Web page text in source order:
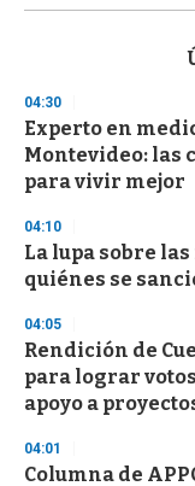
s
d
s
o
f
3
s
e
c
o
d
s
04:30
Experto en
Montevideo: las
para vivir mejor
04:10
La lupa sobre
quiénes se
04:05
Rendición de
para lograr
apoyo a
04:01
Columna de